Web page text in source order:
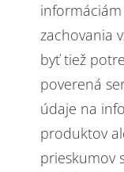
zachovania
byť tiež
poverená
údaje na
produktov
prieskumov